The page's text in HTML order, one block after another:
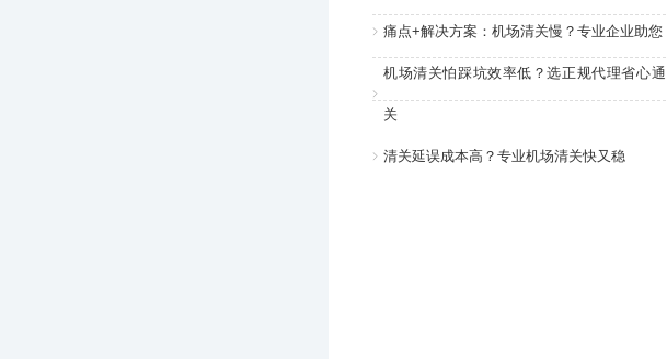
痛点+解决方案：机场清关慢？专业企业助您
机场清关怕踩坑效率低？选正规代理省心通
关
清关延误成本高？专业机场清关快又稳